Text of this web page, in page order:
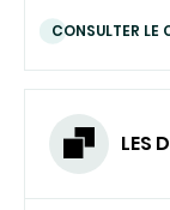
CONSULTER LE
LES